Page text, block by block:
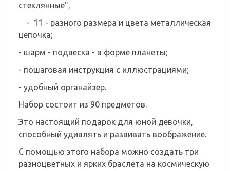
стеклянные",
- 11 - разного размера и цвета металлическая
цепочка;
- шарм - подвеска - в форме планеты;
- пошаговая инструкция с иллюстрациями;
- удобный органайзер.
Набор состоит из 90 предметов.
Это настоящий подарок для юной девочки,
способный удивлять и развивать воображение.
С помощью этого набора можно создать три
разноцветных и ярких браслета на космическую